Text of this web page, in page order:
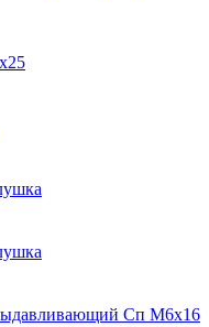
Сп М6х16